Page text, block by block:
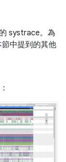
systrace。為
節中提到的其他